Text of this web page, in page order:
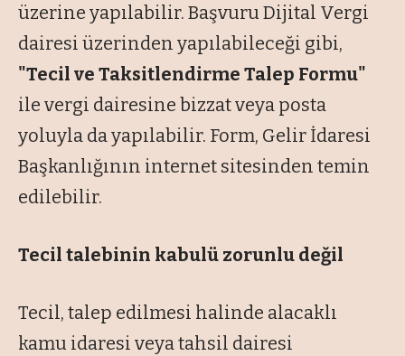
üzerine yapılabilir. Başvuru Dijital Vergi
dairesi üzerinden yapılabileceği gibi,
"Tecil ve Taksitlendirme Talep Formu"
ile vergi dairesine bizzat veya posta
yoluyla da yapılabilir. Form, Gelir İdaresi
Başkanlığının internet sitesinden temin
edilebilir.
Tecil talebinin kabulü zorunlu değil
Tecil, talep edilmesi halinde alacaklı
kamu idaresi veya tahsil dairesi